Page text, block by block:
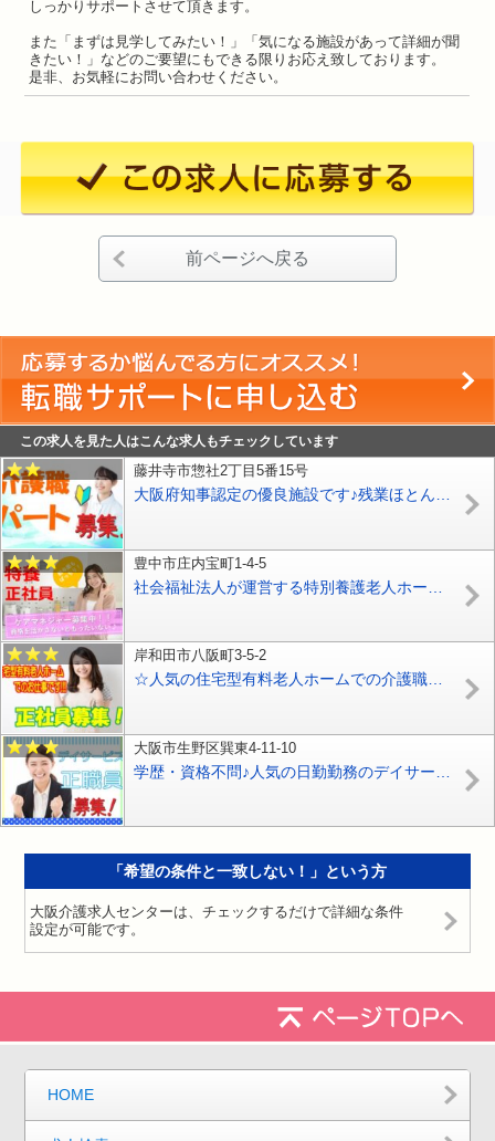
しっかりサポートさせて頂きます。
また「まずは見学してみたい！」「気になる施設があって詳細が聞
きたい！」などのご要望にもできる限りお応え致しております。
是非、お気軽にお問い合わせください。
前ページへ戻る
この求人を見た人はこんな求人もチェックしています
藤井寺市惣社2丁目5番15号
大阪府知事認定の優良施設です♪残業ほとんど無し♪未経験者歓迎♪マイカー通勤可♪各種手当て充実♪【藤井寺市】【パート社員】【ID：1057-fd-h2-p-s】
豊中市庄内宝町1-4-5
岸和田市八阪町3-5-2
☆人気の住宅型有料老人ホームでの介護職員募集！有資格者限定♪施設内は大変おしゃれな内装です♪マイカー通勤可♪未経験者やブランクのある方でもお気軽にご応募ください♪【岸和田市】【正社員】【1316a-ki-h2-s-s】
大阪市生野区巽東4-11-10
「希望の条件と一致しない！」という方
大阪介護求人センターは、チェックするだけで詳細な条件
設定が可能です。
HOME